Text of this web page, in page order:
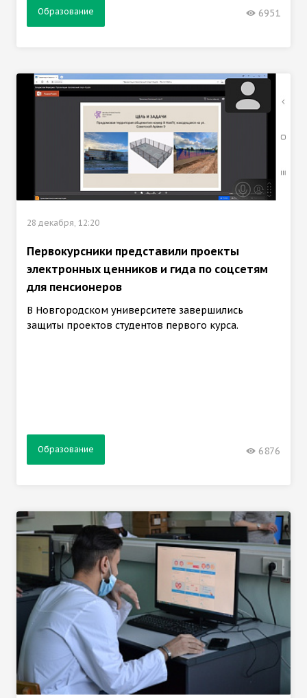
Образование 6951
28 декабря, 12:20
Первокурсники представили проекты
электронных ценников и гида по соцсетям
для пенсионеров
В Новгородском университете завершились
защиты проектов студентов первого курса.
Образование 6876